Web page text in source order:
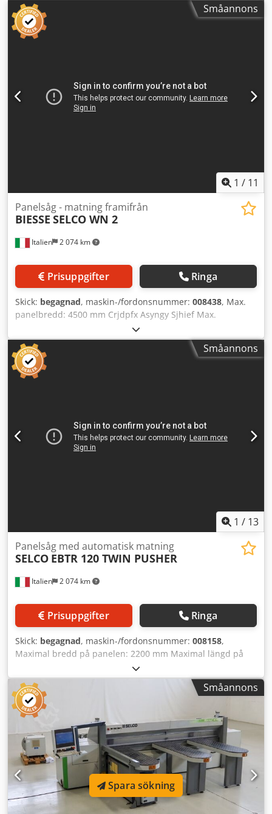
Småannons
1 / 11
Italien 2 074 km
Panelsåg - matning framifrån
BIESSE SELCO WN 2
Prisuppgifter Ringa
Skick: begagnad, maskin-/fordonsnummer: 008438, Max.
panelbredd: 4500 mm Crjdpfx Asyngy Sjhief Max.
panellängd: 4500 mm Max. utskjut för huvudsågblad: 50
mm Antal klämmor: 8
Småannons
1 / 13
Italien 2 074 km
Panelsåg med automatisk matning
SELCO EBTR 120 TWIN PUSHER
Prisuppgifter Ringa
Skick: begagnad, maskin-/fordonsnummer: 008158,
Maximal bredd på panelen: 2200 mm Maximal längd på
panelen: 4300 mm Maximal diameter på huvudsågbladet:
120 mm Antal spänntänger: 9 Andra, flexibla, justerbara
pressplattan: ja Cjdoy Nku Depfx Ahiorf Roterande station:
ja Lastsystem för tunna material: ja
Småannons
Spara sökning